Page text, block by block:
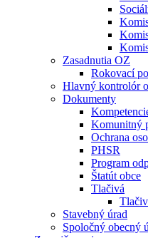
Zasadnutia OZ
Rokovací
Hlavný kontrolór
Dokumenty
Komunitný
Ochrana
PHSR
Program
Štatút obce
Tlačivá
Stavebný úrad
Spoločný obecný